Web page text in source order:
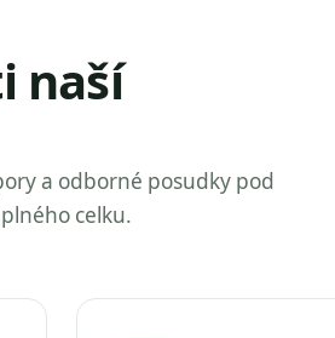
naší
a odborné posudky pod
celku.